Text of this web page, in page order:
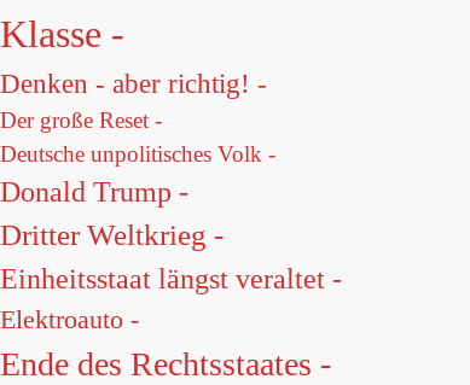
Klasse -
Denken - aber richtig! -
Der große Reset -
Deutsche unpolitisches Volk -
Donald Trump -
Dritter Weltkrieg -
Einheitsstaat längst veraltet -
Elektroauto -
Ende des Rechtsstaates -